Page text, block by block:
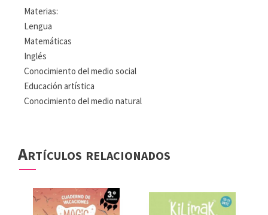
Materias:
Lengua
Matemáticas
Inglés
Conocimiento del medio social
Educación artística
Conocimiento del medio natural
Artículos relacionados